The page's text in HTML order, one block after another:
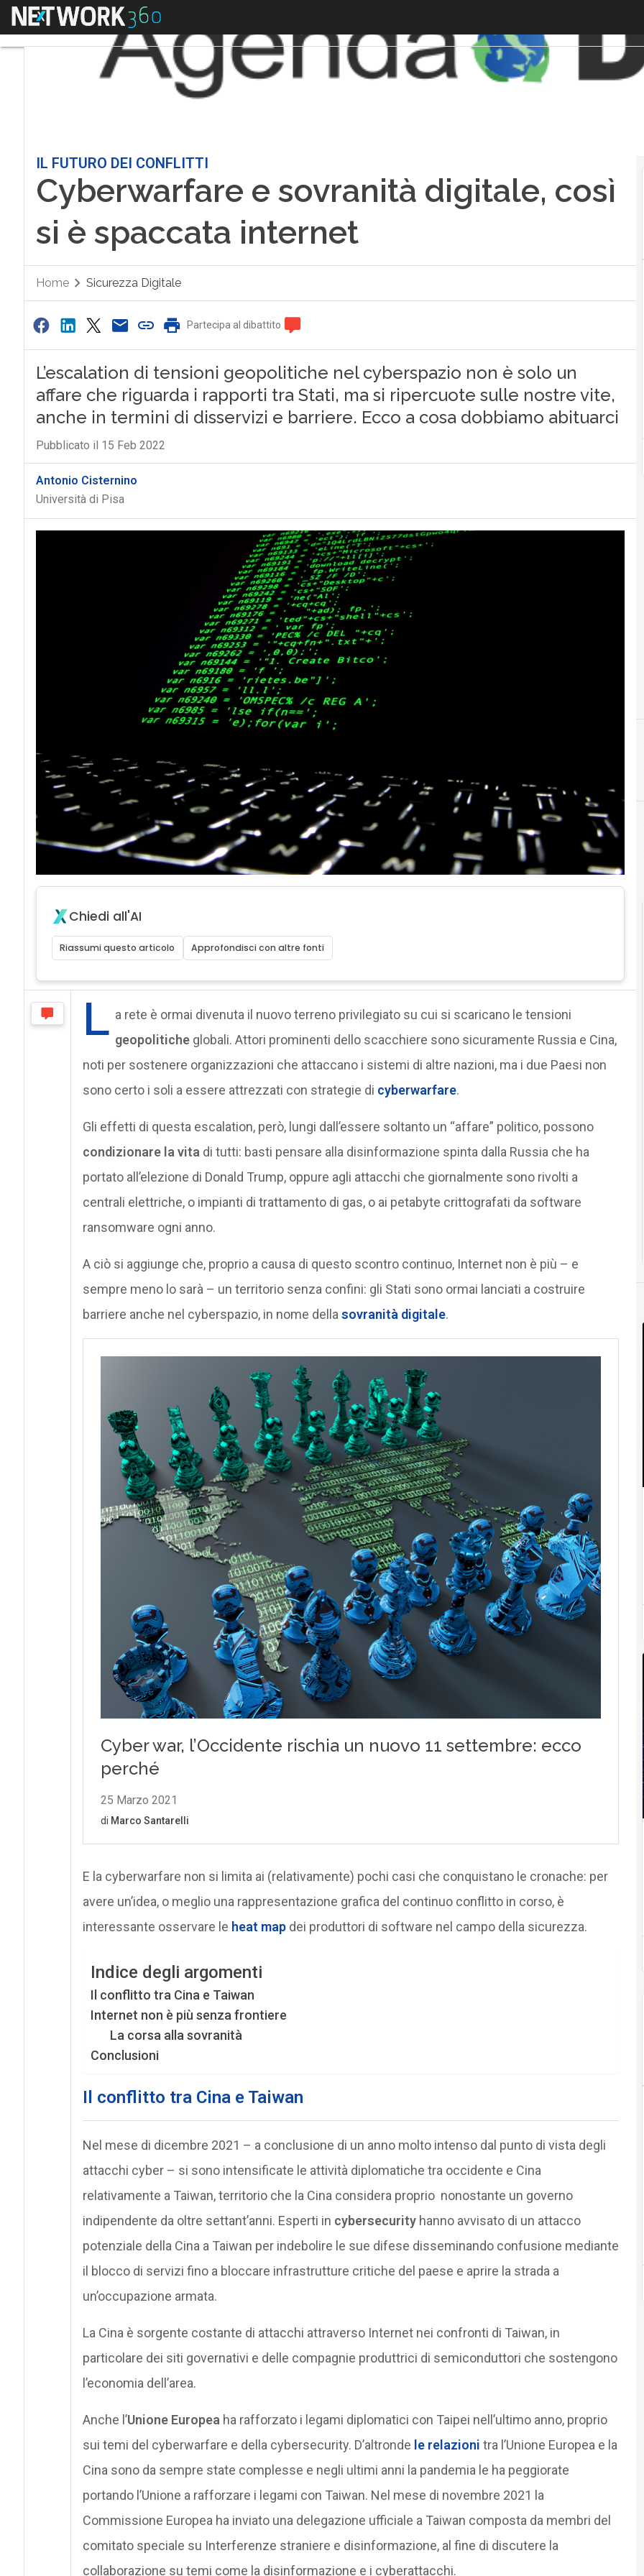
Menu
IL FUTURO DEI CONFLITTI
Cyberwarfare e sovranità digitale, così
si è spaccata internet
Home Sicurezza Digitale
Partecipa al dibattito
L’escalation di tensioni geopolitiche nel cyberspazio non è solo un
affare che riguarda i rapporti tra Stati, ma si ripercuote sulle nostre vite,
anche in termini di disservizi e barriere. Ecco a cosa dobbiamo abituarci
Pubblicato il 15 Feb 2022
Antonio Cisternino
Università di Pisa
Chiedi all'AI
Riassumi questo articolo Approfondisci con altre fonti
L a rete è ormai divenuta il nuovo terreno privilegiato su cui si scaricano le tensioni
geopoliticheglobali. Attori prominenti dello scacchiere sono sicuramente Russia e Cina,
noti per sostenere organizzazioni che attaccano i sistemi di altre nazioni, ma i due Paesi non
sono certo i soli a essere attrezzati con strategie di cyberwarfare.
Gli effetti di questa escalation, però, lungi dall’essere soltanto un “affare” politico, possono
condizionare la vita di tutti: basti pensare alla disinformazione spinta dalla Russia che ha
portato all’elezione di Donald Trump, oppure agli attacchi che giornalmente sono rivolti a
centrali elettriche, o impianti di trattamento di gas, o ai petabyte crittografati da software
ransomware ogni anno.
A ciò si aggiunge che, proprio a causa di questo scontro continuo, Internet non è più – e
sempre meno lo sarà – un territorio senza confini: gli Stati sono ormai lanciati a costruire
barriere anche nel cyberspazio, in nome della sovranità digitale.
E la cyberwarfare non si limita ai (relativamente) pochi casi che conquistano le cronache: per
avere un’idea, o meglio una rappresentazione grafica del continuo conflitto in corso, è
interessante osservare le heat map dei produttori di software nel campo della sicurezza.
Indice degli argomenti
Il conflitto tra Cina e Taiwan
Internet non è più senza frontiere
La corsa alla sovranità
Conclusioni
Il conflitto tra Cina e Taiwan
Nel mese di dicembre 2021 – a conclusione di un anno molto intenso dal punto di vista degli
attacchi cyber – si sono intensificate le attività diplomatiche tra occidente e Cina
relativamente a Taiwan, territorio che la Cina considera proprio nonostante un governo
indipendente da oltre settant’anni. Esperti in cybersecurityhanno avvisato di un attacco
potenziale della Cina a Taiwan per indebolire le sue difese disseminando confusione mediante
il blocco di servizi fino a bloccare infrastrutture critiche del paese e aprire la strada a
un’occupazione armata.
La Cina è sorgente costante di attacchi attraverso Internet nei confronti di Taiwan, in
particolare dei siti governativi e delle compagnie produttrici di semiconduttori che sostengono
l’economia dell’area.
Anche l’Unione Europea ha rafforzato i legami diplomatici con Taipei nell’ultimo anno, proprio
sui temi del cyberwarfare e della cybersecurity. D’altronde le relazioni tra l’Unione Europea e la
Cina sono da sempre state complesse e negli ultimi anni la pandemia le ha peggiorate
portando l’Unione a rafforzare i legami con Taiwan. Nel mese di novembre 2021 la
Commissione Europea ha inviato una delegazione ufficiale a Taiwan composta da membri del
comitato speciale su Interferenze straniere e disinformazione, al fine di discutere la
collaborazione su temi come la disinformazione e i cyberattacchi.